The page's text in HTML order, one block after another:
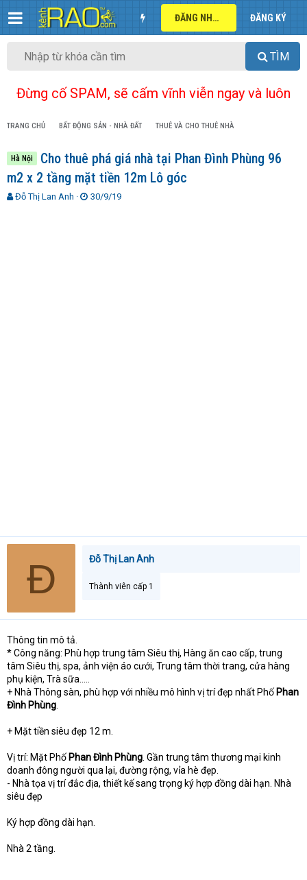
ĐĂNG NHẬP ĐĂNG KÝ
TÌM
Đừng cố SPAM, sẽ cấm vĩnh viễn ngay và luôn
TRANG CHỦ BẤT ĐỘNG SẢN - NHÀ ĐẤT THUÊ VÀ CHO THUÊ NHÀ
Hà Nội
Cho thuê phá giá nhà tại Phan Đình Phùng 96
m2 x 2 tầng mặt tiền 12m Lô góc
T
Đỗ Thị Lan Anh
N
30/9/19
Đ Đỗ Thị Lan Anh
Thành viên cấp 1
Thông tin mô tả.
* Công năng: Phù hợp trung tâm Siêu thị, Hàng ăn cao cấp, trung
tâm Siêu thị, spa, ảnh viện áo cưới, Trung tâm thời trang, cửa hàng
phụ kiện, Trà sữa…..
+ Nhà Thông sàn, phù hợp với nhiều mô hình vị trí đẹp nhất Phố Phan
Đình Phùng.
+ Mặt tiền siêu đẹp 12 m.
Vị trí: Mặt Phố Phan Đình Phùng. Gần trung tâm thương mại kinh
doanh đông người qua lại, đường rộng, vỉa hè đẹp.
- Nhà tọa vị trí đắc địa, thiết kế sang trọng ký hợp đồng dài hạn. Nhà
siêu đẹp
Ký hợp đồng dài hạn.
Nhà 2 tầng.